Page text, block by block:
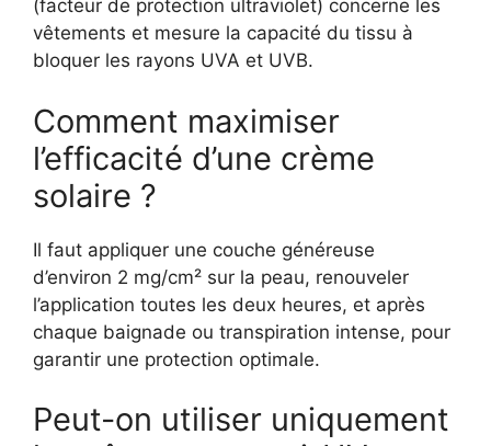
(facteur de protection ultraviolet) concerne les
vêtements et mesure la capacité du tissu à
bloquer les rayons UVA et UVB.
Comment maximiser
l’efficacité d’une crème
solaire ?
Il faut appliquer une couche généreuse
d’environ 2 mg/cm² sur la peau, renouveler
l’application toutes les deux heures, et après
chaque baignade ou transpiration intense, pour
garantir une protection optimale.
Peut-on utiliser uniquement